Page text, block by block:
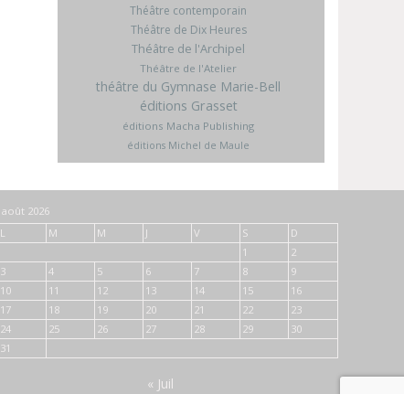
Théâtre contemporain
Théâtre de Dix Heures
Théâtre de l'Archipel
Théâtre de l'Atelier
théâtre du Gymnase Marie-Bell
éditions Grasset
éditions Macha Publishing
éditions Michel de Maule
août 2026
L
M M J V S
D
1
2
3
4 5 6 7 8
9
10
11 12 13 14 15
16
17
18 19 20 21 22
23
24
25 26 27 28 29
30
31
« Juil